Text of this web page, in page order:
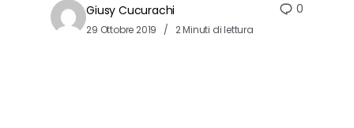
Giusy Cucurachi
29 Ottobre 2019 2 Minuti di lettura
0